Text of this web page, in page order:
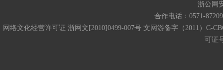
浙公网
合作电话：0571-
网络文化经营许可证 浙网文[2010]0499-007号 文网游备字（2011）C-
可证